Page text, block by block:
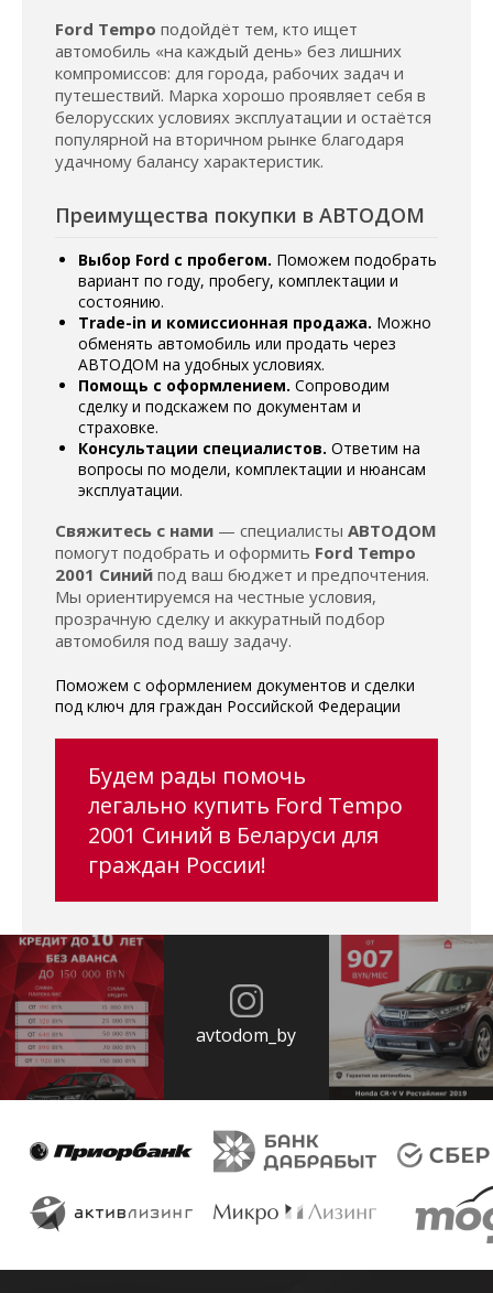
Ford Tempo подойдёт тем, кто ищет
автомобиль «на каждый день» без лишних
компромиссов: для города, рабочих задач и
путешествий. Марка хорошо проявляет себя в
белорусских условиях эксплуатации и остаётся
популярной на вторичном рынке благодаря
удачному балансу характеристик.
Преимущества покупки в АВТОДОМ
Выбор Ford с пробегом. Поможем подобрать
вариант по году, пробегу, комплектации и
состоянию.
Trade-in и комиссионная продажа. Можно
обменять автомобиль или продать через
АВТОДОМ на удобных условиях.
Помощь с оформлением. Сопроводим
сделку и подскажем по документам и
страховке.
Консультации специалистов. Ответим на
вопросы по модели, комплектации и нюансам
эксплуатации.
Свяжитесь с нами — специалисты АВТОДОМ
помогут подобрать и оформить Ford Tempo
2001 Синий под ваш бюджет и предпочтения.
Мы ориентируемся на честные условия,
прозрачную сделку и аккуратный подбор
автомобиля под вашу задачу.
Поможем с оформлением документов и сделки
под ключ для граждан Российской Федерации
Будем рады помочь
легально купить Ford Tempo
2001 Синий в Беларуси для
граждан России!
avtodom_by